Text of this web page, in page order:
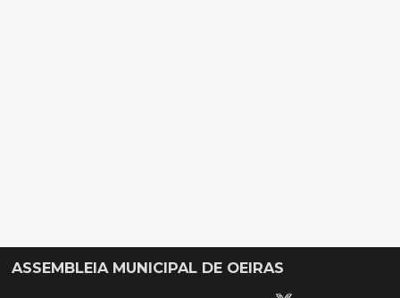
ASSEMBLEIA MUNICIPAL DE OEIRAS